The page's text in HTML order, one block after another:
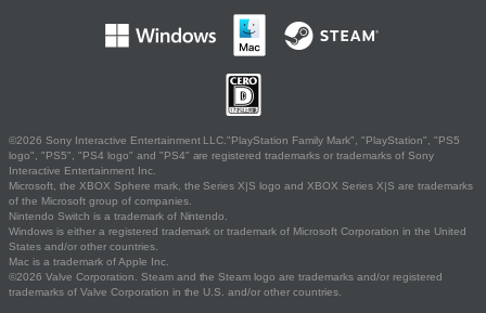
©2026 Sony Interactive Entertainment LLC."PlayStation Family Mark", "PlayStation", "PS5
logo", "PS5", "PS4 logo" and "PS4" are registered trademarks or trademarks of Sony
Interactive Entertainment Inc.
Microsoft, the XBOX Sphere mark, the Series X|S logo and XBOX Series X|S are trademarks
of the Microsoft group of companies.
Nintendo Switch is a trademark of Nintendo.
Windows is either a registered trademark or trademark of Microsoft Corporation in the United
States and/or other countries.
Mac is a trademark of Apple Inc.
©2026 Valve Corporation. Steam and the Steam logo are trademarks and/or registered
trademarks of Valve Corporation in the U.S. and/or other countries.